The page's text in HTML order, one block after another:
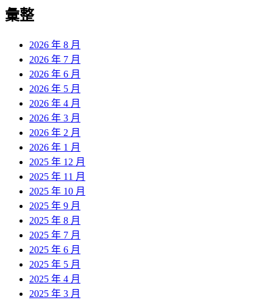
彙整
2026 年 8 月
2026 年 7 月
2026 年 6 月
2026 年 5 月
2026 年 4 月
2026 年 3 月
2026 年 2 月
2026 年 1 月
2025 年 12 月
2025 年 11 月
2025 年 10 月
2025 年 9 月
2025 年 8 月
2025 年 7 月
2025 年 6 月
2025 年 5 月
2025 年 4 月
2025 年 3 月